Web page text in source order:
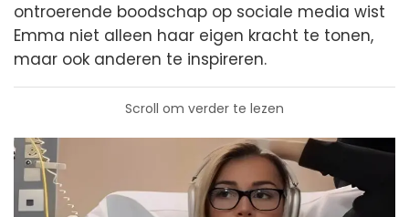
ontroerende boodschap op sociale media wist
Emma niet alleen haar eigen kracht te tonen,
maar ook anderen te inspireren.
Scroll om verder te lezen